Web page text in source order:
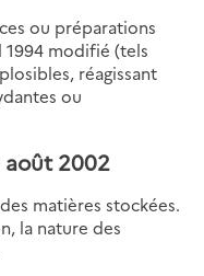
ou préparations
1994 modifié (tels
réagissant
ou
2002
matières stockées.
la nature des